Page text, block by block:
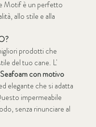
Motif è un perfetto
allo stile e alla
prodotti che
del tuo cane. L'
con motivo
elegante che si adatta
impermeabile
senza rinunciare al